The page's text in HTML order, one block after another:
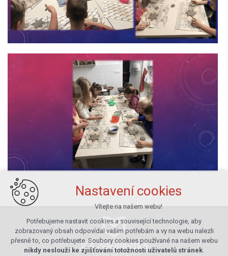
Nastavení cookies
Vítejte na našem webu!
Potřebujeme nastavit cookies a související technologie, aby
zobrazovaný obsah odpovídal vašim potřebám a vy na webu nalezli
přesně to, co potřebujete. Soubory cookies používané na našem webu
nikdy neslouží ke zjišťování totožnosti uživatelů stránek.